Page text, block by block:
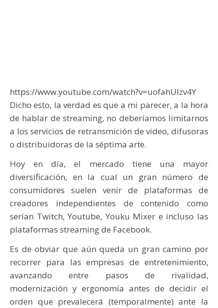
https://www.youtube.com/watch?v=uofahUIzv4Y
Dicho esto, la verdad es que a mi parecer, a la hora
de hablar de streaming, no deberíamos limitarnos
a los servicios de retransmición de video, difusoras
o distribuidoras de la séptima arte.
Hoy en día, el mercado tiene una mayor
diversificación, en la cual un gran número de
consumidores suelen venir de plataformas de
creadores independientes de contenido como
serían Twitch, Youtube, Youku Mixer e incluso las
plataformas streaming de Facebook.
Es de obviar que aún queda un gran camino por
recorrer para las empresas de entretenimiento,
avanzando entre pasos de rivalidad,
modernización y ergonomía antes de decidir el
orden que prevalecerá (temporalmente) ante la